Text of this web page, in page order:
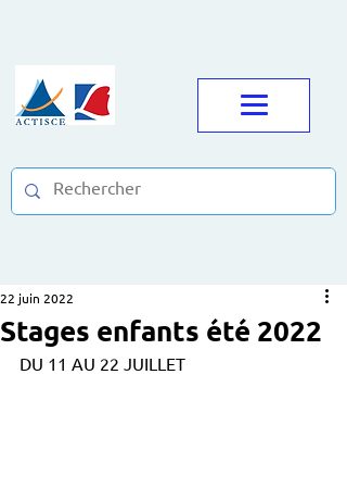
Stages enfants été 2022
22 juin 2022
DU 11 AU 22 JUILLET